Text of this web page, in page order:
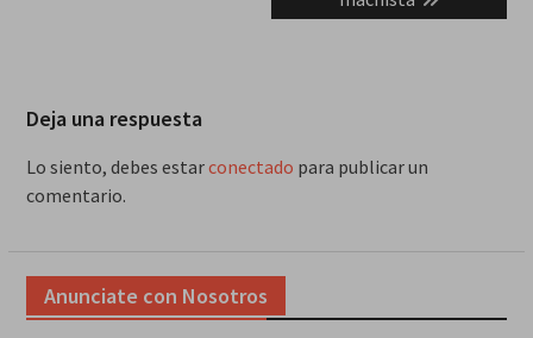
Deja una respuesta
Lo siento, debes estarconectado para publicar un
comentario.
Anunciate con Nosotros